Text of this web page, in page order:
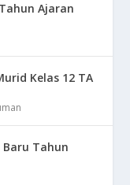
Ajaran
Kelas 12 TA
Tahun